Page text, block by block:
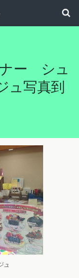
ナー シュ
ュ写真到
ュ